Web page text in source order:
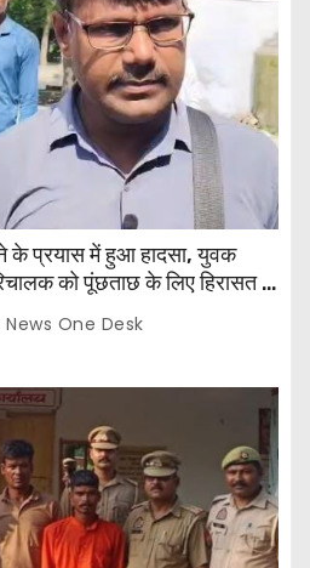
के प्रयास में हुआ हादसा, युवक
को पूंछताछ के लिए हिरासत में
News One Desk